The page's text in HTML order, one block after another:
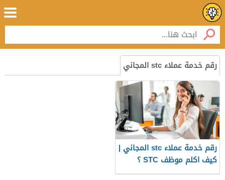
رقم خدمة عملاء stc المجاني
رقم خدمة عملاء stc المجاني |
كيف اكلم موظف STC ؟
التحدث مع STC